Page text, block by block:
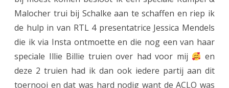
F
Malocher trui bij Schalke aan te schaffen en riep ik
de hulp in van RTL 4 presentatrice Jessica Mendels
die ik via Insta ontmoette en die nog een van haar
speciale Illie Billie truien over had voor mij
en
deze 2 truien had ik dan ook iedere partij aan dit
toernooi en dat was hard nodig want de ACLO was